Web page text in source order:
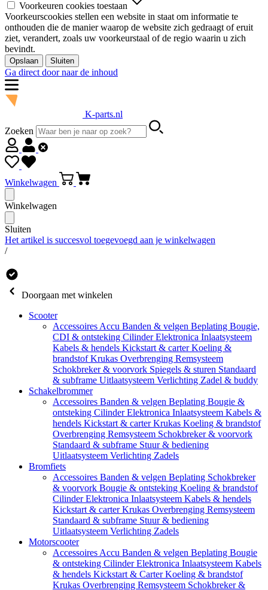
Voorkeuren cookies toestaan
Voorkeurscookies stellen een website in staat om informatie te
onthouden die de manier waarop de website zich gedraagt of eruit
ziet, verandert, zoals uw voorkeurstaal of de regio waarin u zich
bevindt.
Opslaan Sluiten
Ga direct door naar de inhoud
K-parts.nl
Zoeken
Winkelwagen
Winkelwagen
Sluiten
Het artikel is succesvol toegevoegd aan je winkelwagen
/
Doorgaan met winkelen
Scooter
Accessoires Accu Banden & velgen Beplating Bougie,
CDI & ontsteking CilinderElektronica Inlaatsysteem
Kabels & hendels Kickstart & carterKoeling &
brandstofKrukas Overbrenging Remsysteem
Schokbreker & voorvork Spiegels & sturen Standaard
& subframe Uitlaatsysteem Verlichting Zadel & buddy
Schakelbrommer
Accessoires Banden & velgen Beplating Bougie &
ontsteking CilinderElektronica Inlaatsysteem Kabels &
hendels Kickstart & carterKrukas Koeling & brandstof
Overbrenging Remsysteem Schokbreker & voorvork
Standaard & subframe Stuur & bediening
Uitlaatsysteem Verlichting Zadels
Bromfiets
Accessoires Banden & velgen Beplating Schokbreker
& voorvork Bougie & ontsteking Koeling & brandstof
CilinderElektronica Inlaatsysteem Kabels & hendels
Kickstart & carterKrukas Overbrenging Remsysteem
Standaard & subframe Stuur & bediening
Uitlaatsysteem Verlichting Zadels
Motorscooter
Accessoires Accu Banden & velgen Beplating Bougie
& ontsteking CilinderElektronica Inlaatsysteem Kabels
& hendels Kickstart & CarterKoeling & brandstof
Krukas Overbrenging Remsysteem Schokbreker &